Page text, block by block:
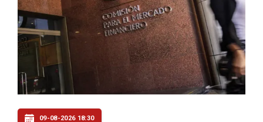
09-08-2026 18:30